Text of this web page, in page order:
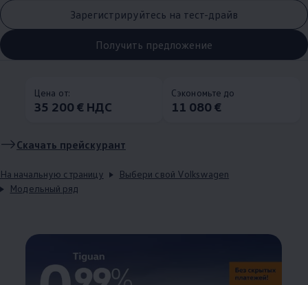
Зарегистрируйтесь на тест-драйв
Получить предложение
Цена от:
35 200 € НДС
Сэкономьте до
11 080 €
Скачать прейскурант
На начальную страницу
Выбери свой Volkswagen
Модельный ряд